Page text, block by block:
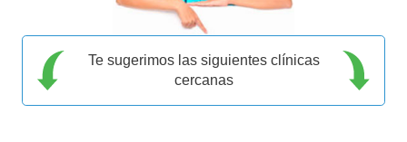
Te sugerimos las siguientes clínicas
cercanas